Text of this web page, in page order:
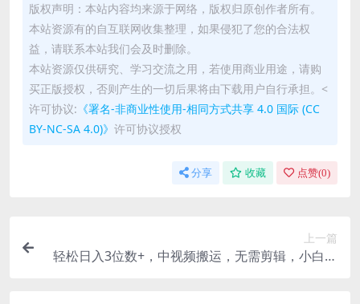
版权声明：本站内容均来源于网络，版权归原创作者所有。
本站资源有的自互联网收集整理，如果侵犯了您的合法权
益，请联系本站我们会及时删除。
本站资源仅供研究、学习交流之用，若使用商业用途，请购
买正版授权，否则产生的一切后果将由下载用户自行承担。<
许可协议: 《署名-非商业性使用-相同方式共享 4.0 国际 (CC
BY-NC-SA 4.0)》 许可协议授权
分享 收藏 点赞(0)
上一篇
轻松日入3位数+，中视频搬运，无需剪辑，小白也